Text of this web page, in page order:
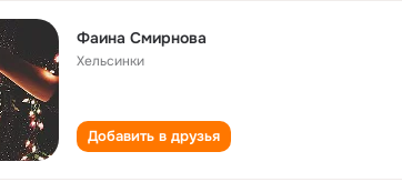
Фаина Смирнова
Хельсинки
Добавить в друзья